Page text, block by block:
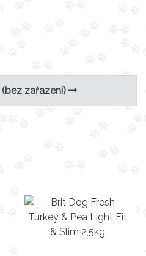
(bez zařazení)